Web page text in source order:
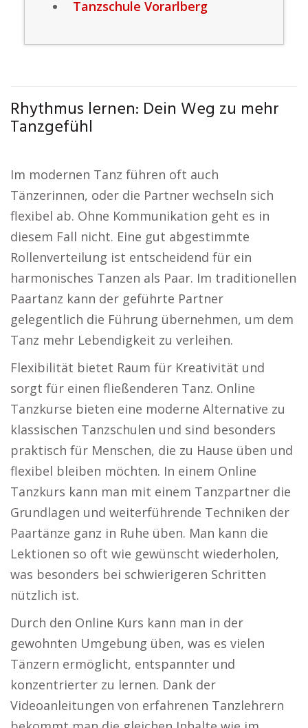
Tanzschule Vorarlberg
Rhythmus lernen: Dein Weg zu mehr
Tanzgefühl
Im modernen Tanz führen oft auch
Tänzerinnen, oder die Partner wechseln sich
flexibel ab. Ohne Kommunikation geht es in
diesem Fall nicht. Eine gut abgestimmte
Rollenverteilung ist entscheidend für ein
harmonisches Tanzen als Paar. Im traditionellen
Paartanz kann der geführte Partner
gelegentlich die Führung übernehmen, um dem
Tanz mehr Lebendigkeit zu verleihen.
Flexibilität bietet Raum für Kreativität und
sorgt für einen fließenderen Tanz. Online
Tanzkurse bieten eine moderne Alternative zu
klassischen Tanzschulen und sind besonders
praktisch für Menschen, die zu Hause üben und
flexibel bleiben möchten. In einem Online
Tanzkurs kann man mit einem Tanzpartner die
Grundlagen und weiterführende Techniken der
Paartänze ganz in Ruhe üben. Man kann die
Lektionen so oft wie gewünscht wiederholen,
was besonders bei schwierigeren Schritten
nützlich ist.
Durch den Online Kurs kann man in der
gewohnten Umgebung üben, was es vielen
Tänzern ermöglicht, entspannter und
konzentrierter zu lernen. Dank der
Videoanleitungen von erfahrenen Tanzlehrern